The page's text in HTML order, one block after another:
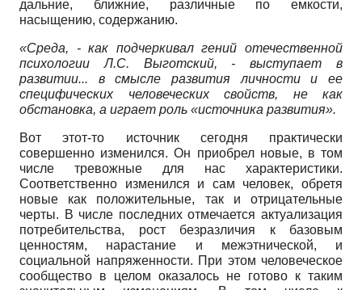
дальние, ближние, различные по емкости,
насыщению, содержанию.
«Среда, - как подчеркивал гений отечественной
психологии Л.С. Выготский, - выступает в
развитии... в смысле развития личности и ее
специфических человеческих свойств, не как
обстановка, а играет роль «источника развития».
Вот этот-то источник сегодня практически
совершенно изменился. Он приобрел новые, в том
числе тревожные для нас характеристики.
Соответственно изменился и сам человек, обретя
новые как положительные, так и отрицательные
черты. В числе последних отмечается актуализация
потребительства, рост безразличия к базовым
ценностям, нарастание и межэтнической, и
социальной напряженности. При этом человеческое
сообщество в целом оказалось не готово к таким